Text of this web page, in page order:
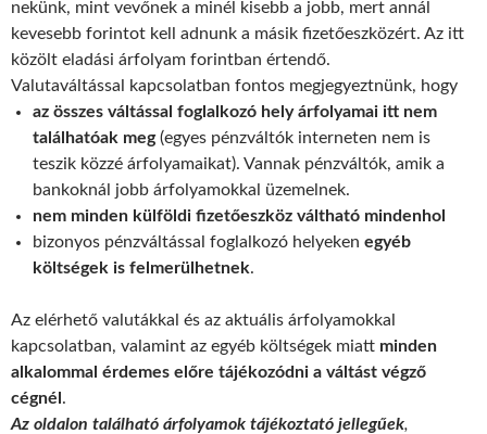
nekünk, mint vevőnek a minél kisebb a jobb, mert annál
kevesebb forintot kell adnunk a másik fizetőeszközért. Az itt
közölt eladási árfolyam forintban értendő.
Valutaváltással kapcsolatban fontos megjegyeztnünk, hogy
az összes váltással foglalkozó hely árfolyamai itt nem
találhatóak meg(egyes pénzváltók interneten nem is
teszik közzé árfolyamaikat). Vannak pénzváltók, amik a
bankoknál jobb árfolyamokkal üzemelnek.
nem minden külföldi fizetőeszköz váltható mindenhol
bizonyos pénzváltással foglalkozó helyeken egyéb
költségek is felmerülhetnek.
Az elérhető valutákkal és az aktuális árfolyamokkal
kapcsolatban, valamint az egyéb költségek miatt minden
alkalommal érdemes előre tájékozódni a váltást végző
cégnél .
Az oldalon található árfolyamok tájékoztató jellegűek,